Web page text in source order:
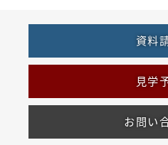
資料
見学
お問い